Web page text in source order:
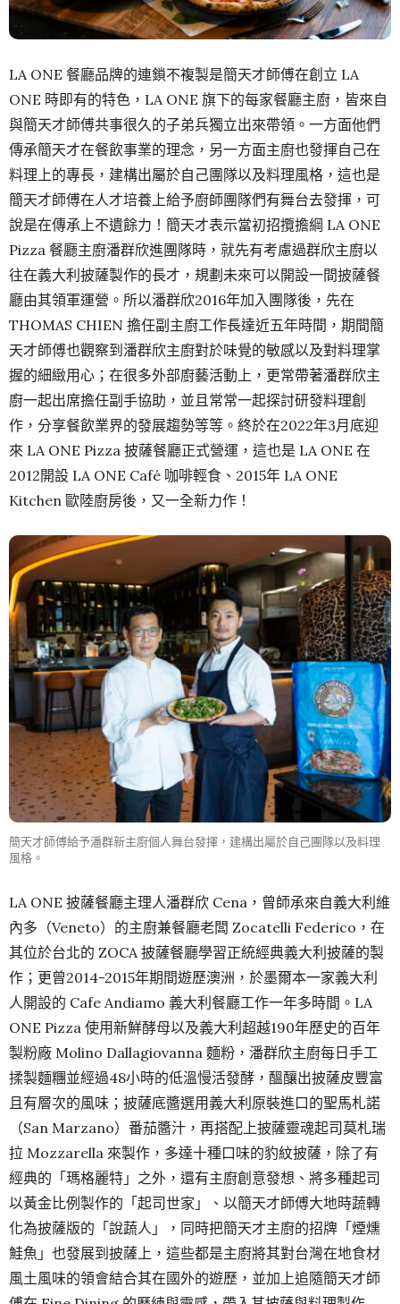
LA ONE 餐廳品牌的連鎖不複製是簡天才師傅在創立 LA
ONE 時即有的特色，LA ONE 旗下的每家餐廳主廚，皆來自
與簡天才師傅共事很久的子弟兵獨立出來帶領。一方面他們
傳承簡天才在餐飲事業的理念，另一方面主廚也發揮自己在
料理上的專長，建構出屬於自己團隊以及料理風格，這也是
簡天才師傅在人才培養上給予廚師團隊們有舞台去發揮，可
說是在傳承上不遺餘力！簡天才表示當初招攬擔綱 LA ONE
Pizza 餐廳主廚潘群欣進團隊時，就先有考慮過群欣主廚以
往在義大利披薩製作的長才，規劃未來可以開設一間披薩餐
廳由其領軍運營。所以潘群欣2016年加入團隊後，先在
THOMAS CHIEN 擔任副主廚工作長達近五年時間，期間簡
天才師傅也觀察到潘群欣主廚對於味覺的敏感以及對料理掌
握的細緻用心；在很多外部廚藝活動上，更常帶著潘群欣主
廚一起出席擔任副手協助，並且常常一起探討研發料理創
作，分享餐飲業界的發展趨勢等等。終於在2022年3月底迎
來 LA ONE Pizza 披薩餐廳正式營運，這也是 LA ONE 在
2012開設 LA ONE Café 咖啡輕食、2015年 LA ONE
Kitchen 歐陸廚房後，又一全新力作！
簡天才師傅給予潘群新主廚個人舞台發揮，建構出屬於自己團隊以及料理
風格。
LA ONE 披薩餐廳主理人潘群欣 Cena，曾師承來自義大利維
內多（Veneto）的主廚兼餐廳老闆 Zocatelli Federico，在
其位於台北的 ZOCA 披薩餐廳學習正統經典義大利披薩的製
作；更曾2014-2015年期間遊歷澳洲，於墨爾本一家義大利
人開設的 Cafe Andiamo 義大利餐廳工作一年多時間。LA
ONE Pizza 使用新鮮酵母以及義大利超越190年歷史的百年
製粉廠 Molino Dallagiovanna 麵粉，潘群欣主廚每日手工
揉製麵糰並經過48小時的低溫慢活發酵，醞釀出披薩皮豐富
且有層次的風味；披薩底醬選用義大利原裝進口的聖馬札諾
（San Marzano）番茄醬汁，再搭配上披薩靈魂起司莫札瑞
拉 Mozzarella 來製作，多達十種口味的豹紋披薩，除了有
經典的「瑪格麗特」之外，還有主廚創意發想、將多種起司
以黃金比例製作的「起司世家」、以簡天才師傅大地時蔬轉
化為披薩版的「說蔬人」，同時把簡天才主廚的招牌「煙燻
鮭魚」也發展到披薩上，這些都是主廚將其對台灣在地食材
風土風味的領會結合其在國外的遊歷，並加上追隨簡天才師